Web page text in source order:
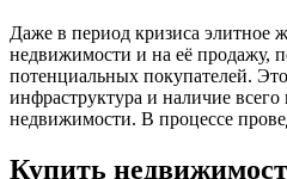
Даже в период кризиса элитное
недвижимости и на её продажу,
потенциальных покупателей.
инфраструктура и наличие
недвижимости. В процессе
Купить